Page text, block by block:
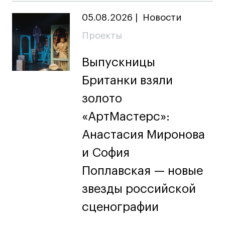
Britanka New Creatives
Fashion Summer
Проект с Microsoft
Получить сертификат
05.08.2026 Новости
Проекты
Выпускницы
Британки взяли
золото
«АртМастерс»:
Анастасия Миронова
и София
Поплавская — новые
звезды российской
сценографии